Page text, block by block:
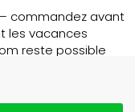
commandez avant
les vacances
reste possible